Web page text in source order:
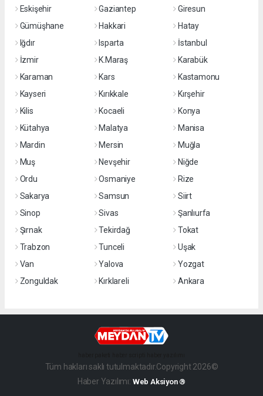
Eskişehir
Gaziantep
Giresun
Gümüşhane
Hakkari
Hatay
Iğdır
Isparta
İstanbul
İzmir
K.Maraş
Karabük
Karaman
Kars
Kastamonu
Kayseri
Kırıkkale
Kırşehir
Kilis
Kocaeli
Konya
Kütahya
Malatya
Manisa
Mardin
Mersin
Muğla
Muş
Nevşehir
Niğde
Ordu
Osmaniye
Rize
Sakarya
Samsun
Siirt
Sinop
Sivas
Şanlıurfa
Şırnak
Tekirdağ
Tokat
Trabzon
Tunceli
Uşak
Van
Yalova
Yozgat
Zonguldak
Kırklareli Ankara
Tüm hakları saklı tutulmaktadır.Copyright 2026©
Haber Yazılımı: Web Aksiyon ®